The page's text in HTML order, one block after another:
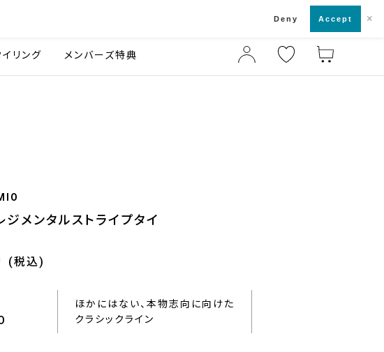
イリング メンバーズ特典
ジメンタルストライプタイ
(税込)
ほかにはない、本物志向に向けた
クラシックライン
Deny Accept ×